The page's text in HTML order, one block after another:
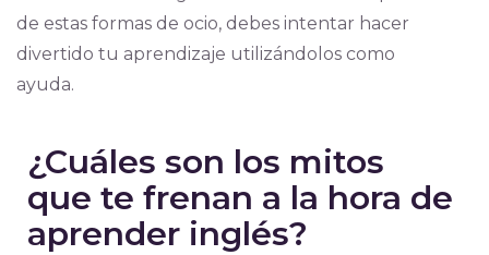
de estas formas de ocio, debes intentar hacer
divertido tu aprendizaje utilizándolos como
ayuda.
¿Cuáles son los mitos
que te frenan a la hora de
aprender inglés?